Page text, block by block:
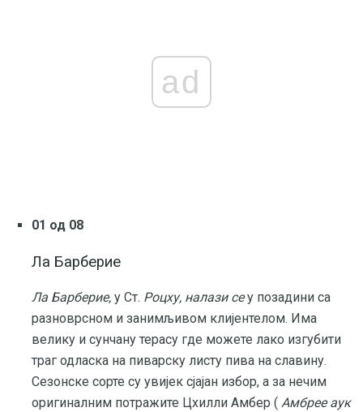
ad
01 од 08
Ла Барберие
Ла Барберие, у Ст. Роцху, налази сеу позадини са
разноврсном и занимљивом клијентелом. Има
велику и сунчану терасу где можете лако изгубити
траг одласка на пиварску листу пива на славину.
Сезонске сорте су увијек сјајан избор, а за нечим
оригиналним потражите Цхилли Амбер ( Амбрее аук